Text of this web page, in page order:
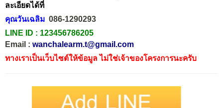
ละเอียดได้ที่
คุณวันเฉลิม 086-1290293
LINE ID : 123456786205
Email : wanchalearm.t@gmail.com
ทางเราเป็นเว็บไซต์ให้ข้อมูล ไม่ใช่เจ้าของโครงการนะครับ